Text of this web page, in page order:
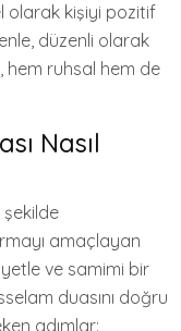
olarak kişiyi pozitif
düzenli olarak
hem ruhsal hem de
Nasıl
şekilde
amaçlayan
ve samimi bir
duasını doğru
adımlar: